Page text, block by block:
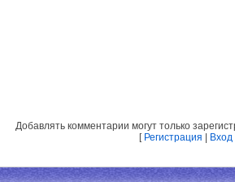
Добавлять комментарии могут только
[ Регистрация Вход